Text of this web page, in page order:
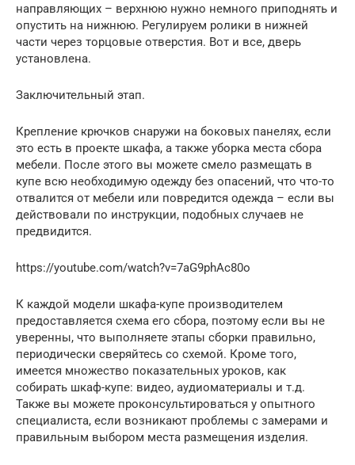
направляющих – верхнюю нужно немного приподнять и
опустить на нижнюю. Регулируем ролики в нижней
части через торцовые отверстия. Вот и все, дверь
установлена.
Заключительный этап.
Крепление крючков снаружи на боковых панелях, если
это есть в проекте шкафа, а также уборка места сбора
мебели. После этого вы можете смело размещать в
купе всю необходимую одежду без опасений, что что-то
отвалится от мебели или повредится одежда – если вы
действовали по инструкции, подобных случаев не
предвидится.
https://youtube.com/watch?v=7aG9phAc80o
К каждой модели шкафа-купе производителем
предоставляется схема его сбора, поэтому если вы не
уверенны, что выполняете этапы сборки правильно,
периодически сверяйтесь со схемой. Кроме того,
имеется множество показательных уроков, как
собирать шкаф-купе: видео, аудиоматериалы и т.д.
Также вы можете проконсультироваться у опытного
специалиста, если возникают проблемы с замерами и
правильным выбором места размещения изделия.